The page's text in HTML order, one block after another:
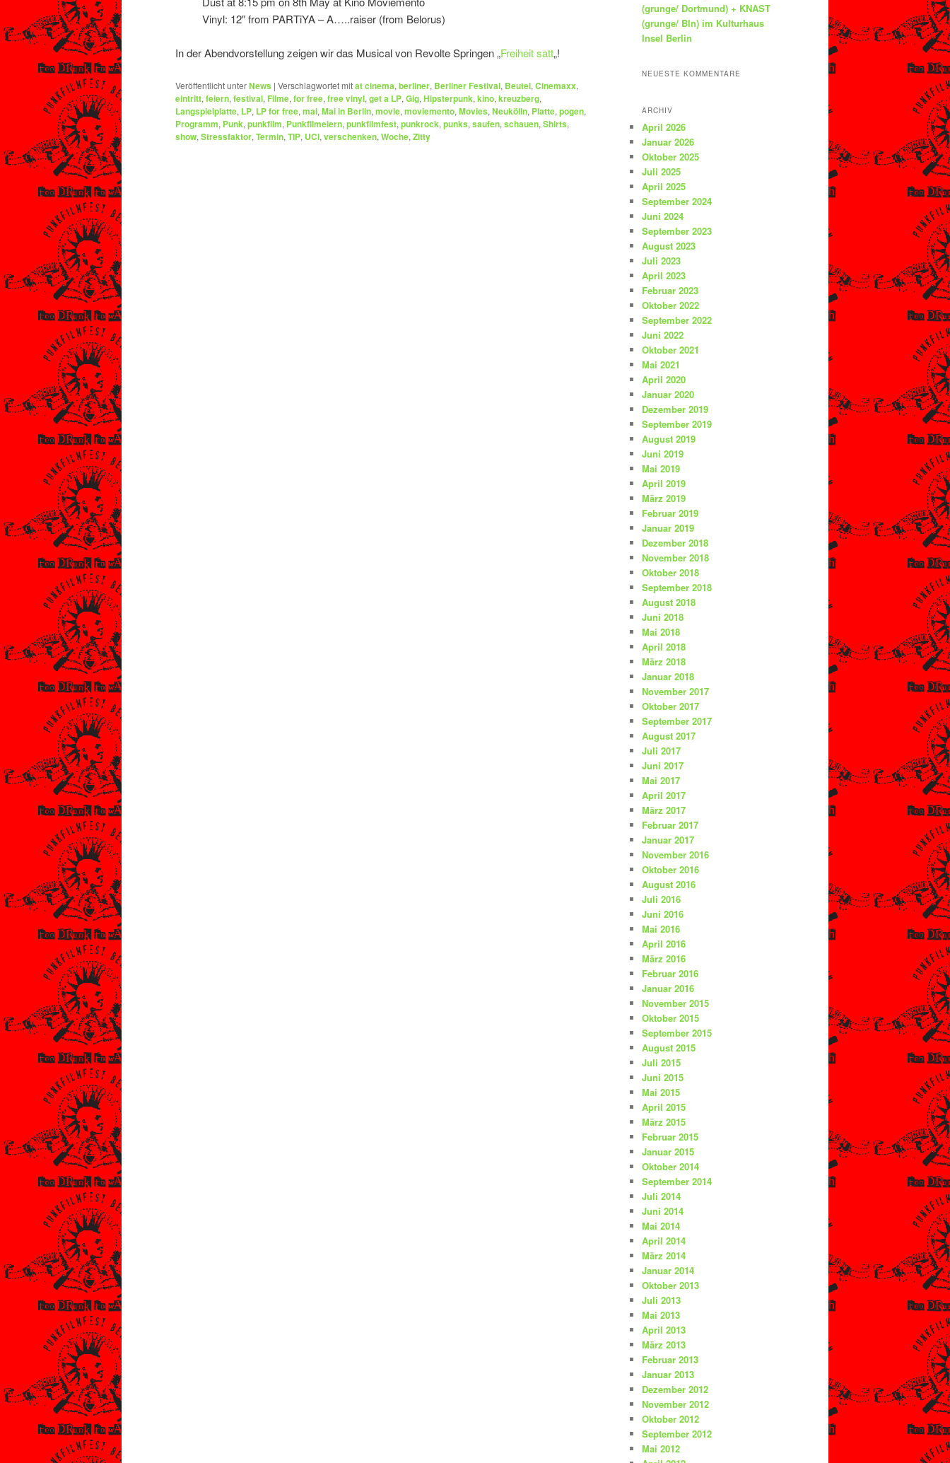
Vinyl: 12″ from PARTiYA – A…..raiser (from Belorus)
In der Abendvorstellung zeigen wir das Musical von Revolte Springen „Freiheit satt„!
Veröffentlicht unterNews | Verschlagwortet mitat cinema, berliner, Berliner Festival, Beutel, Cinemaxx,
eintritt, feiern, festival, Filme, for free, free vinyl, get a LP, Gig, Hipsterpunk, kino, kreuzberg,
Langspielplatte, LP, LP for free, mai, Mai in Berlin, movie, moviemento, Movies, Neukölln, Platte, pogen,
Programm, Punk, punkfilm, Punkfilmeiern, punkfilmfest, punkrock, punks, saufen, schauen, Shirts,
show, Stressfaktor, Termin, TIP, UCI, verschenken, Woche, Zitty
(grunge/ Dortmund) + KNAST
(grunge/ Bln) im Kulturhaus
Insel Berlin
NEUESTE KOMMENTARE
ARCHIV
April 2026
Januar 2026
Oktober 2025
Juli 2025
April 2025
September 2024
Juni 2024
September 2023
August 2023
Juli 2023
April 2023
Februar 2023
Oktober 2022
September 2022
Juni 2022
Oktober 2021
Mai 2021
April 2020
Januar 2020
Dezember 2019
September 2019
August 2019
Juni 2019
Mai 2019
April 2019
März 2019
Februar 2019
Januar 2019
Dezember 2018
November 2018
Oktober 2018
September 2018
August 2018
Juni 2018
Mai 2018
April 2018
März 2018
Januar 2018
November 2017
Oktober 2017
September 2017
August 2017
Juli 2017
Juni 2017
Mai 2017
April 2017
März 2017
Februar 2017
Januar 2017
November 2016
Oktober 2016
August 2016
Juli 2016
Juni 2016
Mai 2016
April 2016
März 2016
Februar 2016
Januar 2016
November 2015
Oktober 2015
September 2015
August 2015
Juli 2015
Juni 2015
Mai 2015
April 2015
März 2015
Februar 2015
Januar 2015
Oktober 2014
September 2014
Juli 2014
Juni 2014
Mai 2014
April 2014
März 2014
Januar 2014
Oktober 2013
Juli 2013
Mai 2013
April 2013
März 2013
Februar 2013
Januar 2013
Dezember 2012
November 2012
Oktober 2012
September 2012
Mai 2012